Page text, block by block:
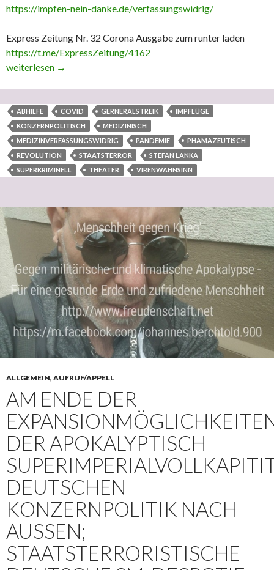
https://impfen-nein-danke.de/verfassungswidrig/
Express Zeitung Nr. 32 Corona Ausgabe zum runter laden
https://t.me/ExpressZeitung/4162
Einige Links zu Dokumenten, welche den konzernpolitisch
weiterlesen →
ABHILFE COVID GERNERALSTREIK
IMPFLÜGE
KONZERNPOLITISCH
MEDIZINISCH
MEDIZINVERFASSUNGSWIDRIG
PANDEMIE
PHAMAZEUTISCH
REVOLUTION
STAATSTERROR
STEFAN LANKA
SUPERKRIMINELL
THEATER VIRENWAHNSINN
ALLGEMEIN, AUFRUF/APPELL
AM ENDE DER
DER APOKALYPTISCH
DEUTSCHEN
KONZERNPOLITIK NACH
AUSSEN; S
TAATSTERRORISTISCHE D